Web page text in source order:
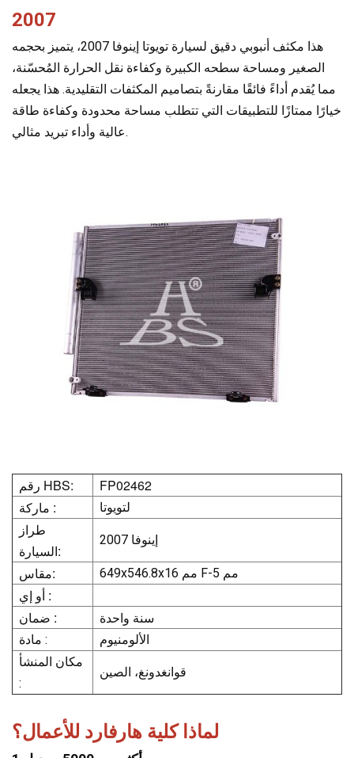
2007
هذا مكثف أنبوبي دقيق لسيارة تويوتا إينوفا 2007، يتميز بحجمه
الصغير ومساحة سطحه الكبيرة وكفاءة نقل الحرارة المُحسّنة،
مما يُقدم أداءً فائقًا مقارنةً بتصاميم المكثفات التقليدية. هذا يجعله
خيارًا ممتازًا للتطبيقات التي تتطلب مساحة محدودة وكفاءة طاقة
عالية وأداء تبريد مثالي.
رقم HBS:
FP02462
ماركة :
لتويوتا
طراز
السيارة:
إينوفا 2007
مقاس: 649x546.8x16 مم F-5 مم
أو إي :
ضمان :
سنة واحدة
مادة :
الألومنيوم
مكان المنشأ
:
قوانغدونغ، الصين
لماذا كلية هارفارد للأعمال؟